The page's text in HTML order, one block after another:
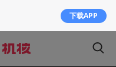
下载APP